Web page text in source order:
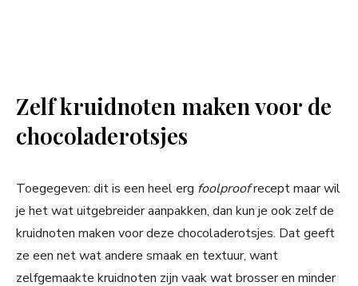
Zelf kruidnoten maken voor de
chocoladerotsjes
Toegegeven: dit is een heel erg foolproofrecept maar wil
je het wat uitgebreider aanpakken, dan kun je ook zelf de
kruidnoten maken voor deze chocoladerotsjes. Dat geeft
ze een net wat andere smaak en textuur, want
zelfgemaakte kruidnoten zijn vaak wat brosser en minder